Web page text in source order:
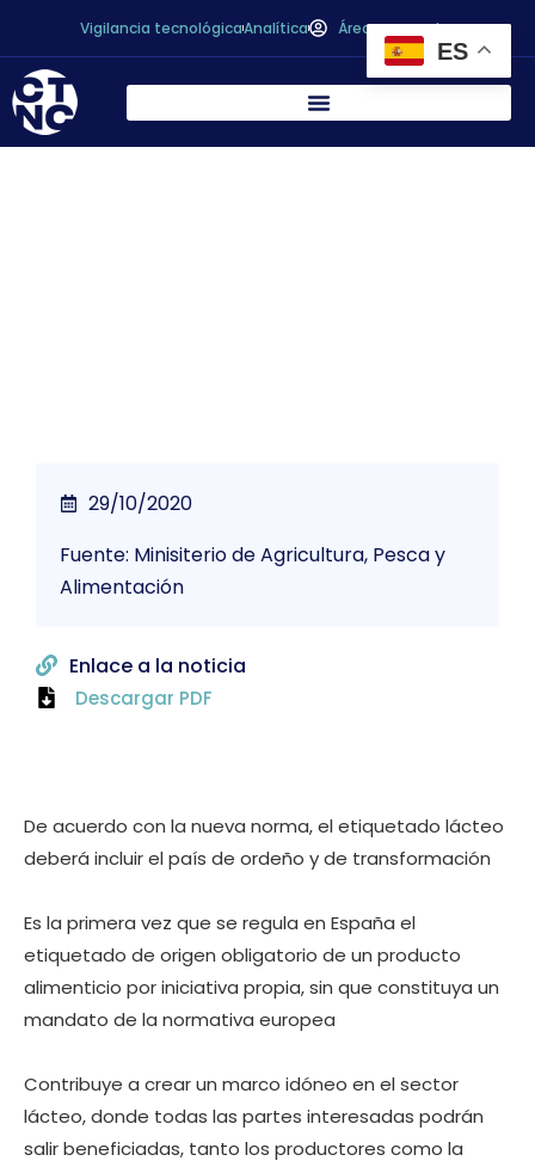
Vigilancia tecnológicaAnalítica Área personal
De acuerdo con la nueva norma, el etiquetado lácteo
deberá incluir el país de ordeño y de transformación
Es la primera vez que se regula en España el
etiquetado de origen obligatorio de un producto
alimenticio por iniciativa propia, sin que constituya un
mandato de la normativa europea
Contribuye a crear un marco idóneo en el sector
lácteo, donde todas las partes interesadas podrán
salir beneficiadas, tanto los productores como la
29/10/2020
Fuente: Minisiterio de Agricultura, Pesca y
Alimentación
Enlace a la noticia
Descargar PDF
ES